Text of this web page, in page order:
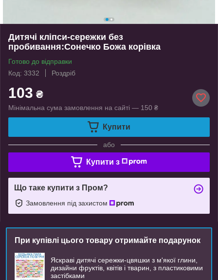
Дитячі кліпси-сережки без
пробивання:Сонечко Божа корівка
Готово до відправки
Код: 3332
Роздріб
103 ₴
Мінімальна сума замовлення на сайті — 150 ₴
Купити
або
Купити з
Що таке купити з Пром?
Замовлення під захистом
При купівлі цього товару отримайте подарунок
Яскраві дитячі сережки-цвяшки з м'якої глини,
дизайни фруктів, квітів і тварин, з пластиковими
застібками